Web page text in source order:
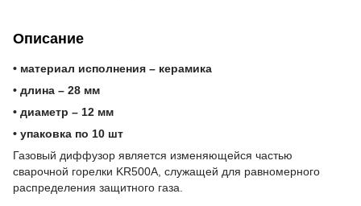
Описание
• материал исполнения – керамика
• длина – 28 мм
• диаметр – 12 мм
• упаковка по 10 шт
Газовый диффузор является изменяющейся частью
сварочной горелки KR500A, служащей для равномерного
распределения защитного газа.